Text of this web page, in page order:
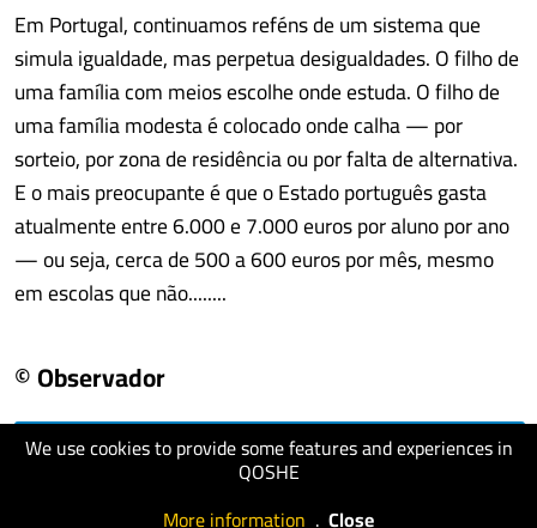
We use cookies to provide some features and experiences in
QOSHE
More information . Close
Em Portugal, continuamos reféns de um sistema que
simula igualdade, mas perpetua desigualdades. O filho de
uma família com meios escolhe onde estuda. O filho de
uma família modesta é colocado onde calha — por
sorteio, por zona de residência ou por falta de alternativa.
E o mais preocupante é que o Estado português gasta
atualmente entre 6.000 e 7.000 euros por aluno por ano
— ou seja, cerca de 500 a 600 euros por mês, mesmo
em escolas que não........
© Observador
visit website